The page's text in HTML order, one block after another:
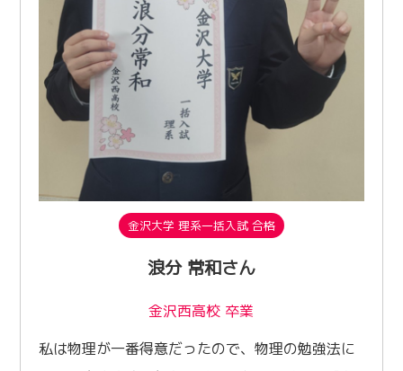
金沢大学 理系一括入試 合格
浪分 常和さん
金沢西高校 卒業
私は物理が一番得意だったので、物理の勉強法に